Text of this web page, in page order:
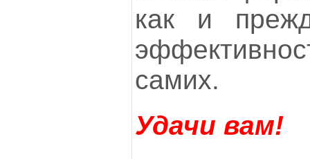
как и
самих.
Удачи вам!